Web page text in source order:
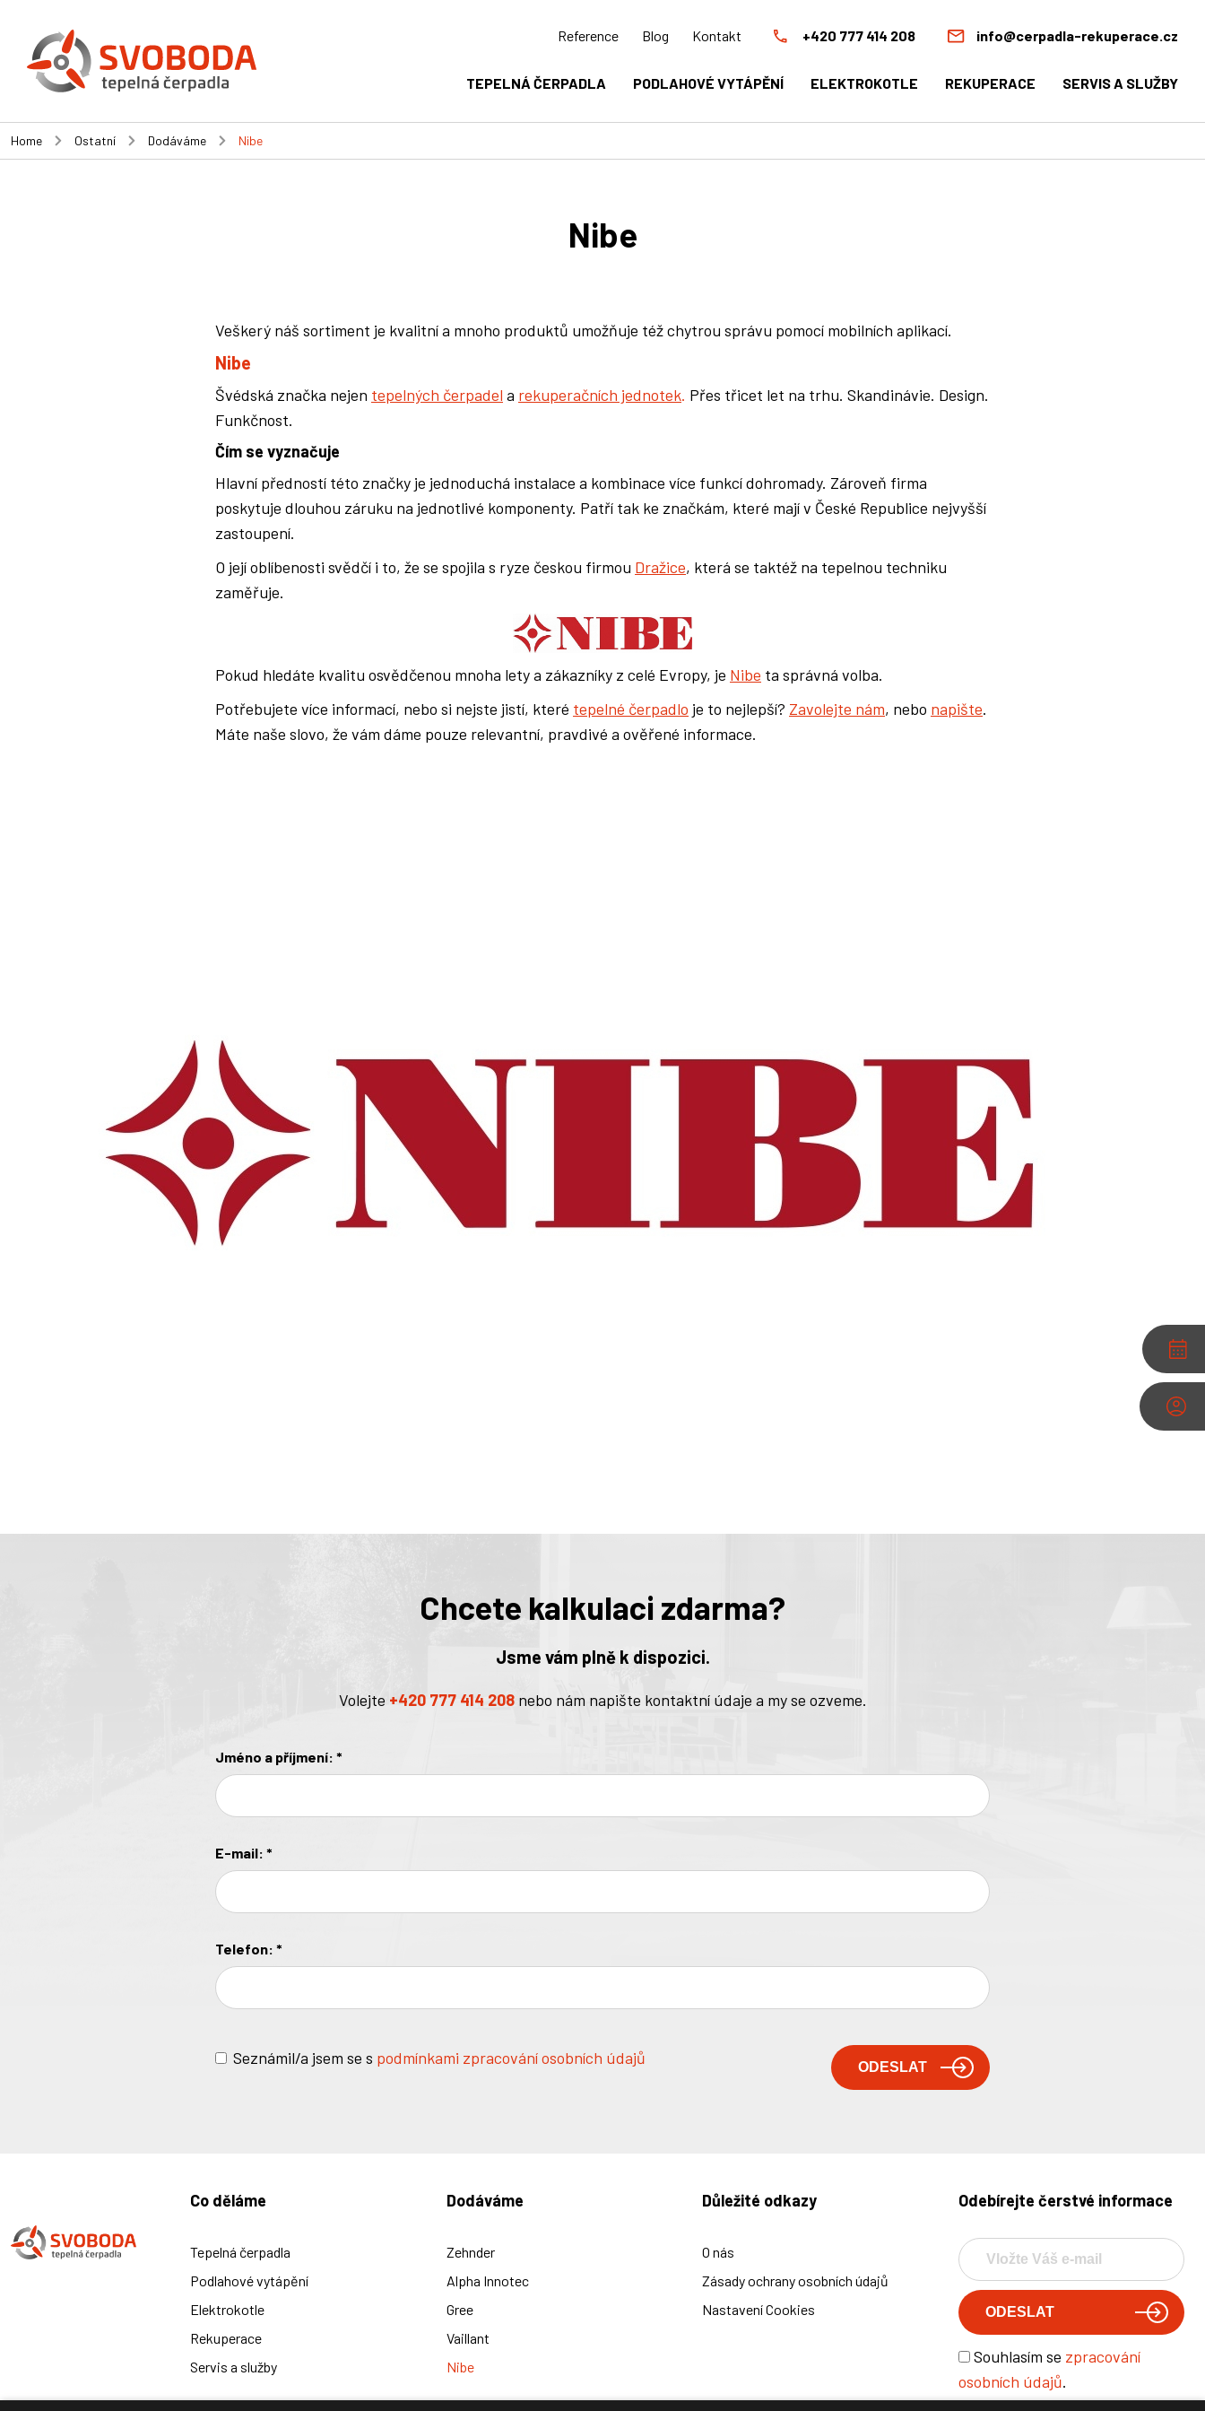
info@cerpadla-rekuperace.cz
+420 777 414 208
Reference Blog Kontakt
TEPELNÁ ČERPADLA PODLAHOVÉ VYTÁPĚNÍ ELEKTROKOTLE REKUPERACE SERVIS A SLUŽBY
Home Ostatní Dodáváme Nibe
Nibe
Veškerý náš sortiment je kvalitní a mnoho produktů umožňuje též chytrou správu pomocí mobilních aplikací.
Nibe
Švédská značka nejen tepelných čerpadel a rekuperačních jednotek. Přes třicet let na trhu. Skandinávie. Design.
Funkčnost.
Čím se vyznačuje
Hlavní předností této značky je jednoduchá instalace a kombinace více funkcí dohromady. Zároveň firma
poskytuje dlouhou záruku na jednotlivé komponenty. Patří tak ke značkám, které mají v České Republice nejvyšší
zastoupení.
O její oblíbenosti svědčí i to, že se spojila s ryze českou firmou Dražice, která se taktéž na tepelnou techniku
zaměřuje.
Pokud hledáte kvalitu osvědčenou mnoha lety a zákazníky z celé Evropy, je Nibe ta správná volba.
Potřebujete více informací, nebo si nejste jistí, které tepelné čerpadlo je to nejlepší? Zavolejte nám, nebo napište.
Máte naše slovo, že vám dáme pouze relevantní, pravdivé a ověřené informace.
Chcete kalkulaci zdarma?
Jsme vám plně k dispozici.
Volejte +420 777 414 208nebo nám napište kontaktní údaje a my se ozveme.
Jméno a příjmení: *
E-mail: *
Telefon: *
Seznámil/a jsem se s podmínkami zpracování osobních údajů
Co děláme
Tepelná čerpadla
Podlahové vytápění
Elektrokotle
Rekuperace
Servis a služby
Dodáváme
Zehnder
Alpha Innotec
Gree
Vaillant
Nibe
Důležité odkazy
O nás
Zásady ochrany osobních údajů
Nastavení Cookies
Odebírejte čerstvé informace
Souhlasím se zpracování
osobních údajů.